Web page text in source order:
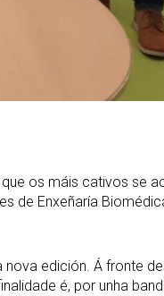
os máis cativos se
de Enxeñaría
nova edición. Á fronte
é, por unha